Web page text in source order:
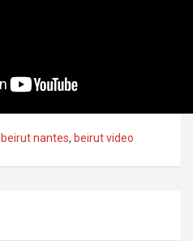
beirut nantes, beirut video